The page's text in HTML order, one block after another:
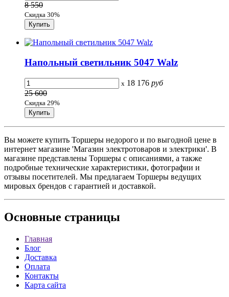
8 550
Скидка 30%
Напольный светильник 5047 Walz
x 18 176 руб
25 600
Скидка 29%
Вы можете купить Торшеры недорого и по выгодной цене в
интернет магазине 'Магазин электротоваров и электрики'. В
магазине представлены Торшеры с описаниями, а также
подробные технические характеристики, фотографии и
отзывы посетителей. Мы предлагаем Торшеры ведущих
мировых брендов с гарантией и доставкой.
Основные страницы
Главная
Блог
Доставка
Оплата
Контакты
Карта сайта